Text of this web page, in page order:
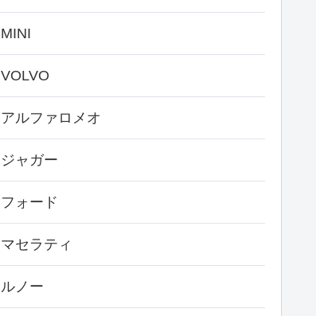
MINI
VOLVO
アルファロメオ
ジャガー
フォード
マセラティ
ルノー